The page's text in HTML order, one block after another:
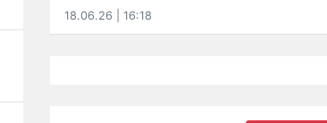
18.06.26 | 16:18